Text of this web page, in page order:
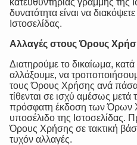
δυνατότητα είναι να
Ιστοσελίδας.
Αλλαγές στους Όρους
Διατηρούμε το δικαίωμα,
αλλάξουμε, να
τους Όρους Χρήσης ανά πάσα
τίθενται σε ισχύ αμέσως
πρόσφατη έκδοση των Όρων
υποσέλιδο της Ιστοσελίδας.
Όρους Χρήσης σε τακτική
τυχόν αλλαγές.